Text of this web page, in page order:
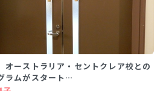
オーストラリア・セントクレア校との
ラムがスタート…